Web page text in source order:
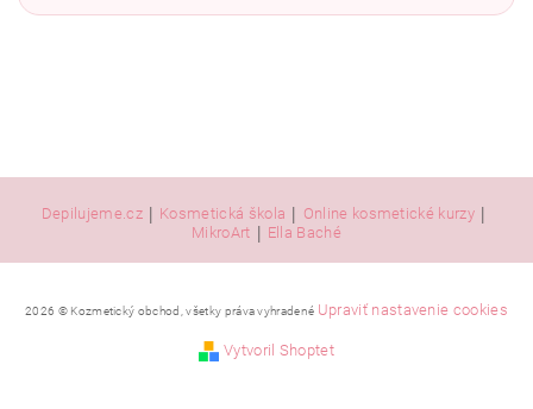
Depilujeme.cz | Kosmetická škola | Online kosmetické kurzy |
MikroArt | Ella Baché
2026 © Kozmetický obchod, všetky práva vyhradené Upraviť nastavenie cookies
Vytvoril Shoptet